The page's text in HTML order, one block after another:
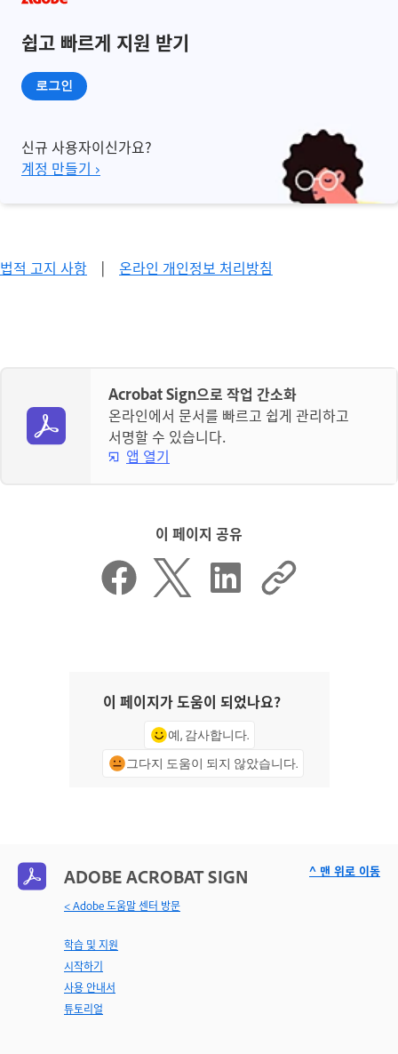
쉽고 빠르게 지원 받기
로그인
신규 사용자이신가요?
계정 만들기 ›
법적 고지 사항 | 온라인 개인정보 처리방침
Acrobat Sign으로 작업 간소화
온라인에서 문서를 빠르고 쉽게 관리하고
서명할 수 있습니다.
앱 열기
이 페이지 공유
이 페이지가 도움이 되었나요?
예, 감사합니다.
그다지 도움이 되지 않았습니다.
ADOBE ACROBAT SIGN
< Adobe 도움말 센터 방문
학습 및 지원
시작하기
사용 안내서
튜토리얼
^ 맨 위로 이동